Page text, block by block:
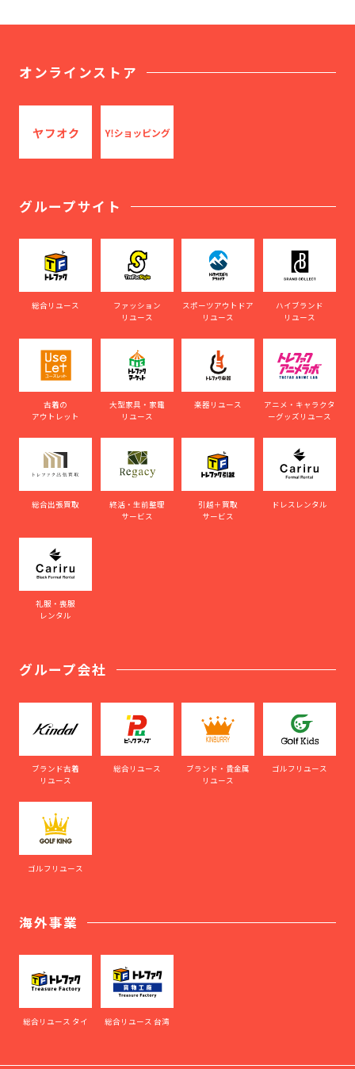
オンラインストア
グループサイト
総合リユース
ファッション
リユース
スポーツアウトドア
リユース
ハイブランド
リユース
古着の
アウトレット
大型家具・家電
リユース
楽器リユース
アニメ・キャラクタ
ーグッズリユース
総合出張買取
終活・生前整理
サービス
引越＋買取
サービス
ドレスレンタル
礼服・喪服
レンタル
グループ会社
ブランド古着
リユース
総合リユース
ブランド・貴金属
リユース
ゴルフリユース
ゴルフリユース
海外事業
総合リユース タイ 総合リユース 台湾